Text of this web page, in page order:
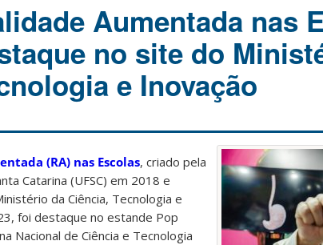
Aumentada nas
no site do
e Inovação
(RA) nas Escolas, criado pela
Catarina (UFSC) em 2018 e
da Ciência, Tecnologia e
foi destaque no estande Pop
Nacional de Ciência e Tecnologia